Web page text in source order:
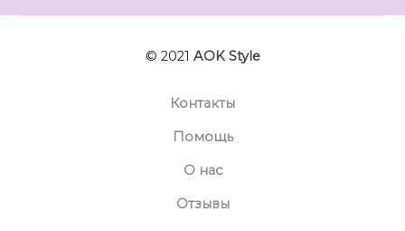
© 2021 AOK Style
Контакты
Помощь
О нас
Отзывы